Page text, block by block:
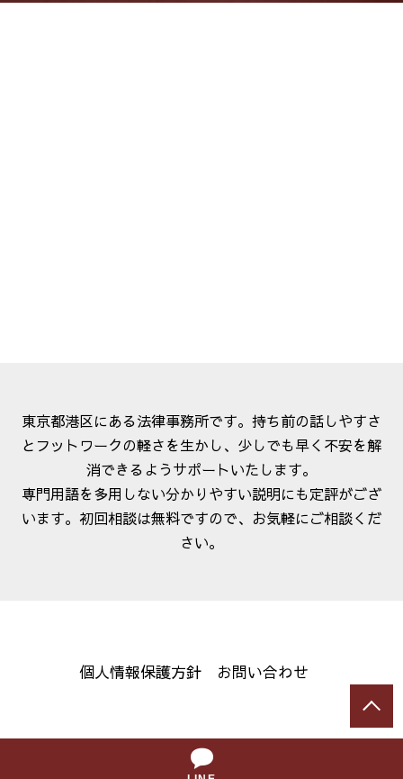
東京都港区にある法律事務所です。持ち前の話しやすさ
とフットワークの軽さを生かし、少しでも早く不安を解
消できるようサポートいたします。
専門用語を多用しない分かりやすい説明にも定評がござ
います。初回相談は無料ですので、お気軽にご相談くだ
さい。
個人情報保護方針 お問い合わせ
© 弁護士法人大地総合法律事務所